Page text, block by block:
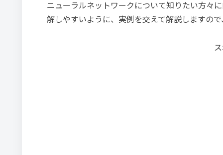
ニューラルネットワークについて知りたい方々
解しやすいように、実例を交えて解説しますの